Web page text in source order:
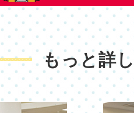
もっと詳